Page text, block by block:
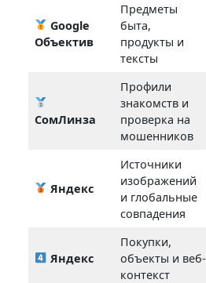
Google
Объектив
Предметы
быта,
продукты и
тексты
СомЛинза
Профили
знакомств и
проверка на
мошенников
Яндекс
Источники
изображений
и глобальные
совпадения
Яндекс
Покупки,
объекты и веб-
контекст